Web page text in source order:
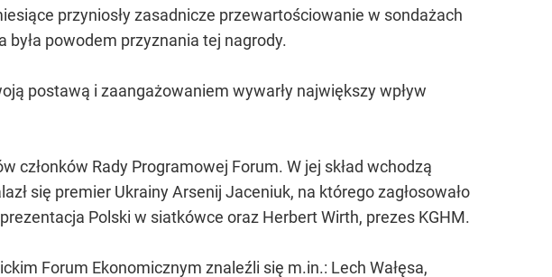
przyniosły zasadnicze przewartościowanie w sondażach
powodem przyznania tej nagrody.
postawą i zaangażowaniem wywarły największy wpływ
członków Rady Programowej Forum. W jej skład wchodzą
się premier Ukrainy Arsenij Jaceniuk, na którego zagłosowało
Polski w siatkówce oraz Herbert Wirth, prezes KGHM.
Forum Ekonomicznym znaleźli się m.in.: Lech Wałęsa,